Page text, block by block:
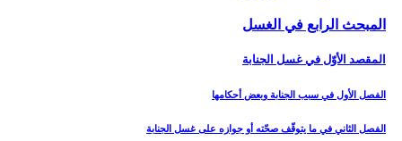
المبحث الرابع في الغسل‏
المقصد الأوّل في غسل الجنابة
الفصل الأول في سبب الجنابة وبعض أحكامها
الفصل الثاني في ما يتوقّف صحّته أو جوازه على غسل الجنابة